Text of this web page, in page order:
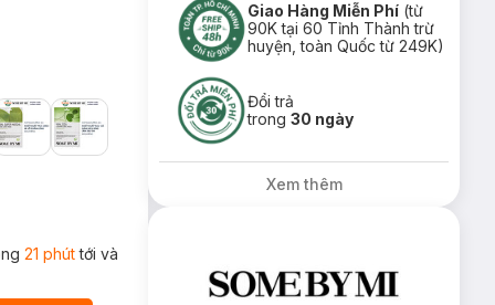
21 phúttới và
Giao Hàng Miễn Phí (từ
90K tại 60 Tỉnh Thành trừ
huyện, toàn Quốc từ 249K)
Đổi trả
trong30 ngày
Xem thêm